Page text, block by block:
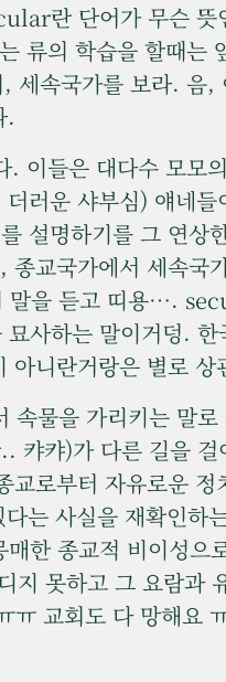
란 단어가 무슨 뜻
류의 학습을 할때
국가를 보라. 음,
.
이들은 대다수 모모
러운 샤부심) 얘네
설명하기를 그 연상
교국가에서 세속국
을 듣고 띠용….
사하는 말이거덩.
아니란거랑은 별로
물을 가리키는 말
캬캬)가 다른 길을
로부터 자유로운
는 사실을 재확인하
한 종교적 비이성
못하고 그 요람과
교회도 다 망해요